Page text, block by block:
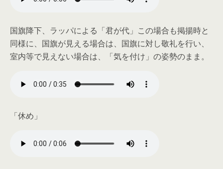
国旗降下、 ラッパによる「君が代」 この場合も掲揚時と
同様に、国旗が見える場合は、国旗に対し敬礼を行い、
室内等で見えない場合は、「気を付け」の姿勢のまま。
「休め」